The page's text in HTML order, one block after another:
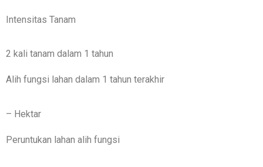
Intensitas Tanam
2 kali tanam dalam 1 tahun
Alih fungsi lahan dalam 1 tahun terakhir
– Hektar
Peruntukan lahan alih fungsi